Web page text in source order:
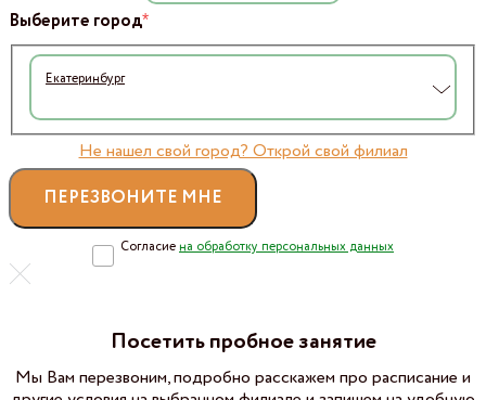
Выберите город*
Екатеринбург
Не нашел свой город? Открой свой филиал
Согласие на обработку персональных данных
Посетить пробное занятие
Мы Вам перезвоним, подробно расскажем про расписание и